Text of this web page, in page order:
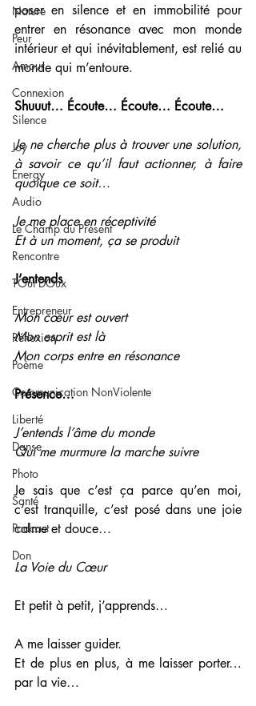
Nature
Peur
Amour
Connexion
Silence
Joy
Energy
Audio
Le Champ du Présent
Rencontre
TOut DOux
Entrepreneur
Réflexion
Poème
Communication NonViolente
Liberté
Danse
Photo
Santé
Podcast
Don
poser en silence et en immobilité pour
entrer en résonance avec mon monde
intérieur et qui inévitablement, est relié au
monde qui m’entoure.
Shuuut… Écoute… Écoute… Écoute…
Je ne cherche plus à trouver une solution,
à savoir ce qu’il faut actionner, à faire
quoique ce soit…
Je me place en réceptivité
Et à un moment, ça se produit
J’entends
Mon cœur est ouvert
Mon esprit est là
Mon corps entre en résonance
Présence…
J’entends l’âme du monde
Qui me murmure la marche suivre
Je sais que c’est ça parce qu’en moi,
c’est tranquille, c’est posé dans une joie
calme et douce…
La Voie du Cœur
Et petit à petit, j’apprends…
A me laisser guider.
Et de plus en plus, à me laisser porter…
par la vie…